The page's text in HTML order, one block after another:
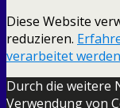
Diese Website
reduzieren.
verarbeitet
Durch die weitere
Verwendung von